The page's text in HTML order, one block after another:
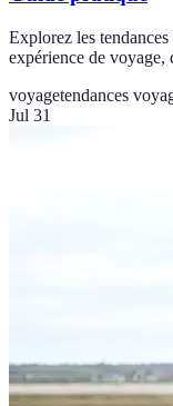
Explorez les
expérience de voyage,
voyagetendances
Jul 31